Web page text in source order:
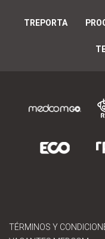
TREPORTA
TÉRMINOS Y